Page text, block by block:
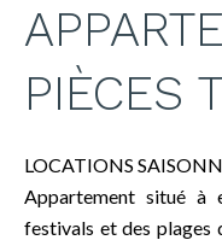
PIÈCES
LOCATIONS
Appartement situé à
festivals et des plages